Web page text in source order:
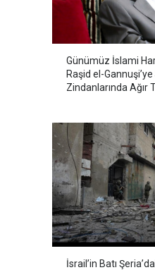
Günümüz İslami
Raşid el-
Zindanlarında Ağır
İsrail’in Batı